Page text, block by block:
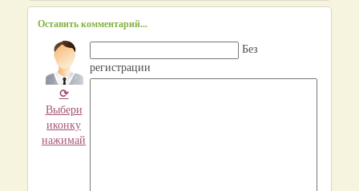
Оставить комментарий...
⟳
Выбери
иконку
нажимай
Без
регистрации